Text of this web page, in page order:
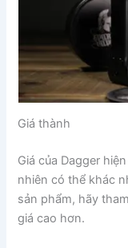
Giá thành
Giá của Dagger
nhiên có thể khác
sản phẩm, hãy
giá cao hơn.